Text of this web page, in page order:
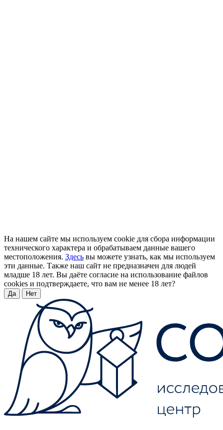
На нашем сайте мы используем cookie для сбора информации
технического характера и обрабатываем данные вашего
местоположения. Здесь вы можете узнать, как мы используем
эти данные. Также наш сайт не предназначен для людей
младше 18 лет. Вы даёте согласие на использование файлов
cookies и подтверждаете, что вам не менее 18 лет?
Да Нет